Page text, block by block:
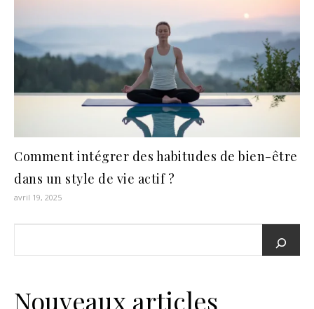
Comment intégrer des habitudes de bien-être
dans un style de vie actif ?
avril 19, 2025
Nouveaux articles